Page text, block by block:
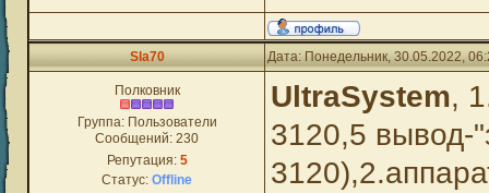
Sla70 Дата: Понедельник, 30.05.2022,
Полковник
Группа: Пользователи
Сообщений: 230
Репутация: 5
Статус: Offline
UltraSystem,
3120,5 вывод-